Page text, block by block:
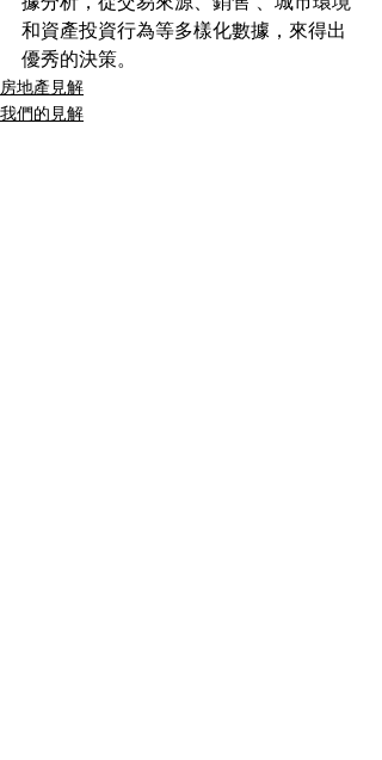
和資產投資行為等多樣化數據，來得出
優秀的決策。
房地產見解
我們的見解